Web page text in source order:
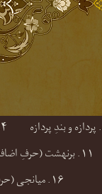
۴. صفت و بندِ صفتی
۱۱. برنهشت (حرفِ اضافه) و بندِ برنهشتی
۱۶. میانجی (حرفِ ربط)